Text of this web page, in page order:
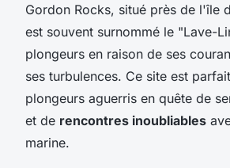
Gordon Rocks, situé près de l'île
est souvent surnommé le "Lave-
plongeurs en raison de ses
ses turbulences. Ce site est
plongeurs aguerris en quête de
et de rencontres inoubliables
marine.